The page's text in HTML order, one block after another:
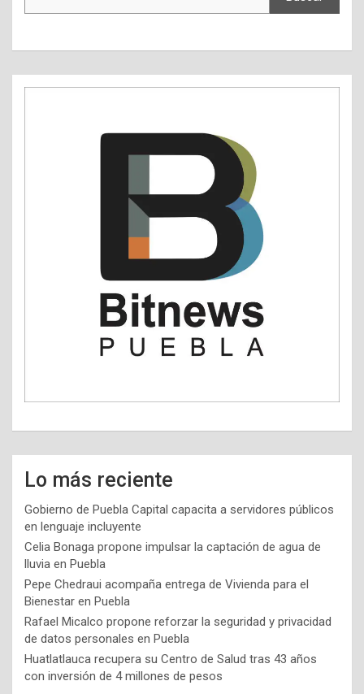
Lo más reciente
Gobierno de Puebla Capital capacita a servidores públicos
en lenguaje incluyente
Celia Bonaga propone impulsar la captación de agua de
lluvia en Puebla
Pepe Chedraui acompaña entrega de Vivienda para el
Bienestar en Puebla
Rafael Micalco propone reforzar la seguridad y privacidad
de datos personales en Puebla
Huatlatlauca recupera su Centro de Salud tras 43 años
con inversión de 4 millones de pesos